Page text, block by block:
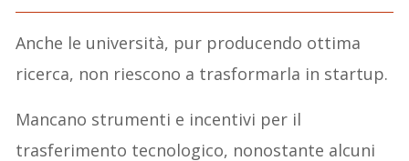
Anche le università, pur producendo ottima
ricerca, non riescono a trasformarla in startup.
Mancano strumenti e incentivi per il
trasferimento tecnologico, nonostante alcuni